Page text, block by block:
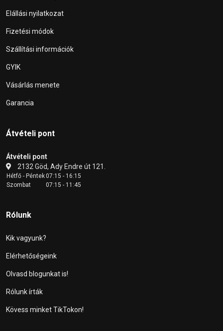
Elállási nyilatkozat
Fizetési módok
Szállítási információk
GYIK
Vásárlás menete
Garancia
Átvételi pont
Átvételi pont
2132 Göd, Ady Endre út 121.
Hétfő - Péntek07:15 - 16:15
Szombat
07:15 - 11:45
Rólunk
Kik vagyunk?
Elérhetőségeink
Olvasd blogunkat is!
Rólunk írták
Kövess minket TikTokon!